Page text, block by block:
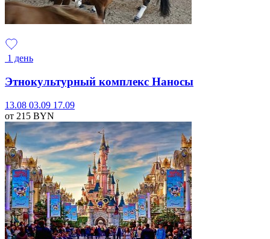
1 день
Этнокультурный комплекс Наносы
13.08 03.09 17.09
от 215 BYN